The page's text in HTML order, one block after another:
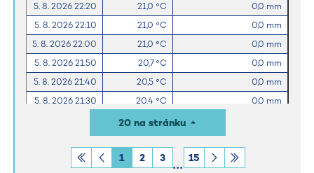
5. 8. 2026 22:20
21,0 °C
0,0 mm
5. 8. 2026 22:10
21,0 °C
0,0 mm
5. 8. 2026 22:00
21,0 °C
0,0 mm
5. 8. 2026 21:50
20,7 °C
0,0 mm
5. 8. 2026 21:40
20,5 °C
0,0 mm
5. 8. 2026 21:30
20,4 °C
0,0 mm
20,5 °C
5. 8. 2026 21:10
20,5 °C
5. 8. 2026 21:00
20,8 °C
20 na stránku
1 2 3 15